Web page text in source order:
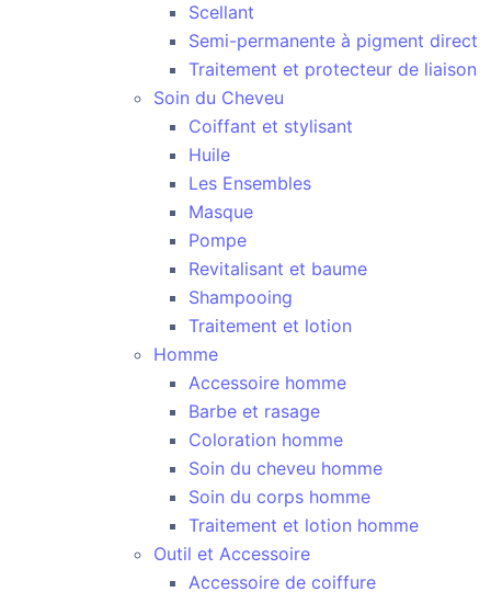
Scellant
Semi-permanente à pigment direct
Traitement et protecteur de liaison
Soin du Cheveu
Coiffant et stylisant
Huile
Les Ensembles
Masque
Pompe
Revitalisant et baume
Shampooing
Traitement et lotion
Homme
Accessoire homme
Barbe et rasage
Coloration homme
Soin du cheveu homme
Soin du corps homme
Traitement et lotion homme
Outil et Accessoire
Accessoire de coiffure